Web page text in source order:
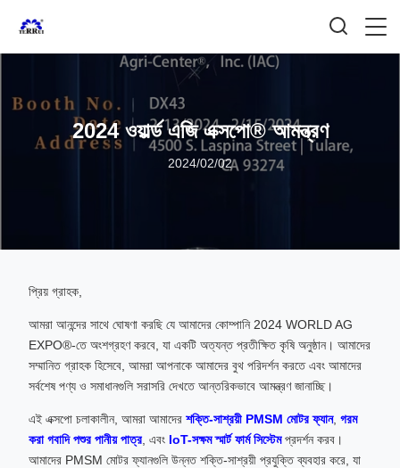
2024 ওয়ার্ল্ড এজি এক্সপো® আমন্ত্রণ
2024/02/02
প্রিয় গ্রাহক,
আমরা আনন্দের সাথে ঘোষণা করছি যে আমাদের কোম্পানি 2024 WORLD AG
EXPO®-তে অংশগ্রহণ করবে, যা একটি অত্যন্ত প্রতীক্ষিত কৃষি অনুষ্ঠান। আমাদের
সম্মানিত গ্রাহক হিসেবে, আমরা আপনাকে আমাদের বুথ পরিদর্শন করতে এবং আমাদের
সর্বশেষ পণ্য ও সমাধানগুলি সরাসরি দেখতে আন্তরিকভাবে আমন্ত্রণ জানাচ্ছি।
এই এক্সপো চলাকালীন, আমরা আমাদের শক্তি-সাশ্রয়ী PMSM মোটর ফ্যান, গরম
করা গবাদি পশুর পানীয় পাত্র, এবং IoT-সক্ষম স্মার্ট ফার্ম সিস্টেমপ্রদর্শন করব।
আমাদের PMSM মোটর ফ্যানগুলি উন্নত শক্তি-সাশ্রয়ী প্রযুক্তি ব্যবহার করে, যা